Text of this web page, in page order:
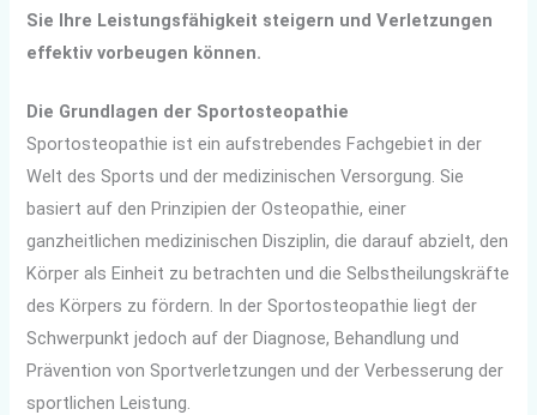
Sie Ihre Leistungsfähigkeit steigern und Verletzungen
effektiv vorbeugen können.
Die Grundlagen der Sportosteopathie
Sportosteopathie ist ein aufstrebendes Fachgebiet in der
Welt des Sports und der medizinischen Versorgung. Sie
basiert auf den Prinzipien der Osteopathie, einer
ganzheitlichen medizinischen Disziplin, die darauf abzielt, den
Körper als Einheit zu betrachten und die Selbstheilungskräfte
des Körpers zu fördern. In der Sportosteopathie liegt der
Schwerpunkt jedoch auf der Diagnose, Behandlung und
Prävention von Sportverletzungen und der Verbesserung der
sportlichen Leistung.